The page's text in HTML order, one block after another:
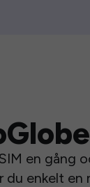
en gång
enkelt